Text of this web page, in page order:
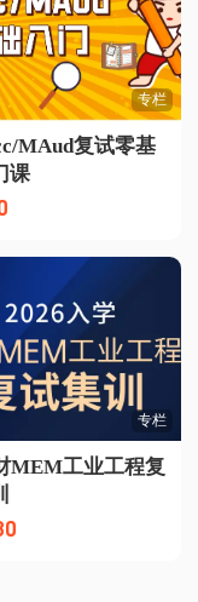
专栏
MAud复试零基
课
专栏
MEM工业工程复